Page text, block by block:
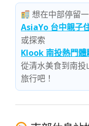
想在中部停留
AsiaYo 台中親子
或探索
Klook 南投熱門體
從清水美食到南
旅行吧！